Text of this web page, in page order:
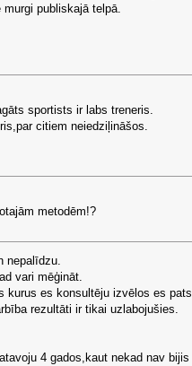
publiskajā telpā.
sportists ir labs treneris.
citiem neiedziļināšos.
metodēm!?
nepalīdzu.
vari mēģināt.
kurus es konsultēju izvēlos es
rezultāti ir tikai uzlabojušies.
4 gados,kaut nekad nav bijis